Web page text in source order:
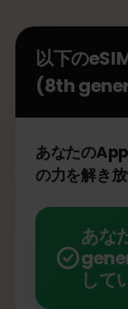
以下の
(8th
あなたの
の力を解き
あな
して